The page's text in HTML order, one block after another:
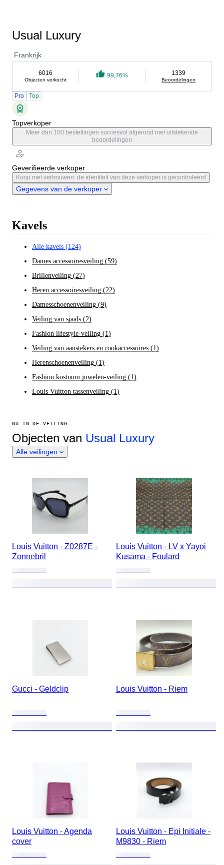
Usual Luxury
Frankrijk
6016
Objecten verkocht
99,76% 1339
Beoordelingen
Pro Top
Topverkoper
Meer dan 100 bestellingen succesvol afgerond met uitstekende
beoordelingen
Geverifieerde verkoper
Koop met vertrouwen: de identiteit van deze verkoper is gecontroleerd
Gegevens van de verkoper
Kavels
Alle kavels (124)
Dames accessoiresveiling (59)
Brillenveiling (27)
Heren accessoiresveiling (22)
Damesschoenenveiling (9)
Veiling van sjaals (2)
Fashion lifestyle-veiling (1)
Veiling van aanstekers en rookaccessoires (1)
Herenschoenenveiling (1)
Fashion kostuum juwelen-veiling (1)
Louis Vuitton tassenveiling (1)
NU IN DE VEILING
Objecten van Usual Luxury
Alle veilingen
Louis Vuitton - Z0287E -
Zonnebril
Louis Vuitton - LV x Yayoi
Kusama - Foulard
Gucci - Geldclip Louis Vuitton - Riem
Louis Vuitton - Agenda
cover
Louis Vuitton - Epi Initiale -
M9830 - Riem